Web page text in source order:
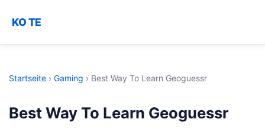
KO TE
Startseite › Gaming › Best Way To Learn Geoguessr
Best Way To Learn Geoguessr